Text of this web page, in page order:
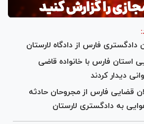
دادگستری فارس از دادگاه لارستان
استان فارس با خانواده قاضی
دیدار کردند
قضایی فارس از مجروحان حادثه
به دادگستری لارستان